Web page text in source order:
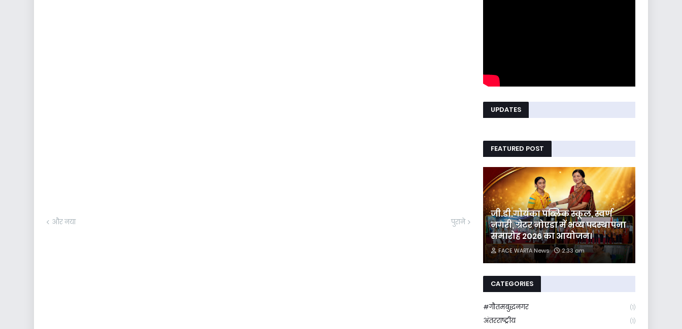
और नया पुराने
UPDATES
FEATURED POST
जी.डी.गोयंका पब्लिक स्कूल, स्वर्ण
नगरी, ग्रेटर नोएडा में भव्य पदस्थापना
समारोह 2026 का आयोजन।
FACE WARTA News 2:33 am
CATEGORIES
#गौतमबुद्धनगर (1)
अंतरराष्ट्रीय (1)